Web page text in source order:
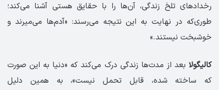
رخدادهای تلخ زندگی، آن‌ها را با حقایق هستی آشنا می‌کند؛
طوری‌که در نهایت به این نتیجه می‌رسند: «آدم‌ها می‌میرند و
خوشبخت نیستند.»
کالیگولا بعد از مدت‌ها زندگی درک می‌کند که «دنیا به این صورت
که ساخته شده، قابل تحمل نیست»، به همین دلیل